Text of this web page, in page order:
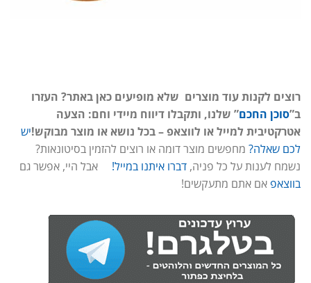
רוצים לקנות עוד מוצרים שלא מופיעים כאן באתר? העזרו
ב”סוכן החכם” שלנו, ותקבלו דיווח מיידי וחם: הצעה
אטרקטיבית למייל או לווצאפ – בכל נושא או מוצר מבוקש!יש
לכם שאלה? מחפשים מוצר דומה או רוצים להזמין בסיטונאות?
נשמח לענות על כל פניה, דברו איתנו במייל! אבל היי, אפשר גם
בווצאפאם אתם מתעקשים!